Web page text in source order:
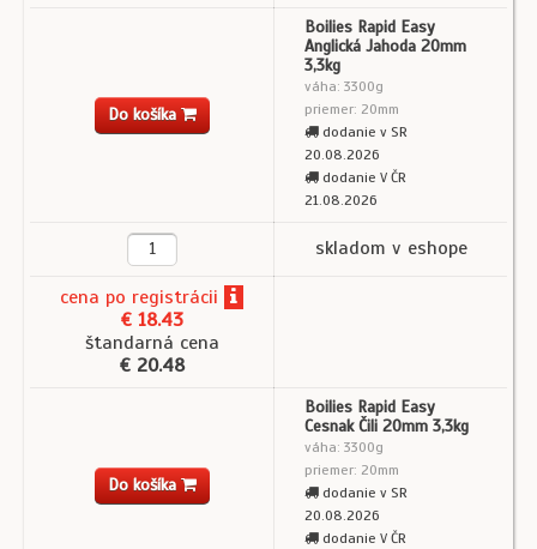
Do košíka
Boilies Rapid Easy
Anglická Jahoda 20mm
3,3kg
váha: 3300g
priemer: 20mm
dodanie v SR
20.08.2026
dodanie V ČR
21.08.2026
skladom v eshope
cena po registrácii
€ 18.43
štandarná cena
€ 20.48
Do košíka
Boilies Rapid Easy
Cesnak Čili 20mm 3,3kg
váha: 3300g
priemer: 20mm
dodanie v SR
20.08.2026
dodanie V ČR